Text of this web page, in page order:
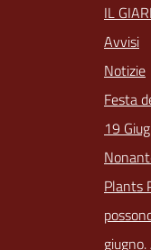
IL
Avvisi
Notizie
Festa
19
Plants